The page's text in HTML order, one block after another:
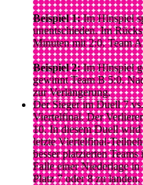
Beispiel 1:Im Hinspiel
unentschieden. Im
Minuten mit 2:0. Team
Beispiel 2:Im Hinspiel
gewinnt Team B 5:0.
zur Verlängerung.
Der Sieger im Duell 7
Viertelfinal. Der
10. In diesem Duell
letzte Viertelfinal-
besser platzierten
Falle einer Niederlage
Platz 7 oder 8 zu